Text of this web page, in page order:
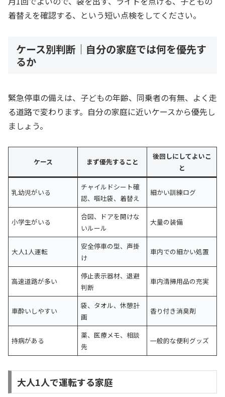
着替えを確認する、という短い点検をしてください。
ケース別判断｜自分の家庭では何を優先す
るか
緊急停車の備えは、子どもの年齢、同乗者の有無、よく走
る道路で変わります。自分の家庭に近いケースから優先し
ましょう。
ケース まず優先すること
後回しにしてよいこ
と
乳幼児がいる
チャイルドシート確
認、嘔吐袋、着替え
細かい訓練ログ
小学生がいる
合図、ドアを開けな
いルール
大量の装備
大人1人運転
安全停車の型、声掛
け
車内での細かい処置
高速道路が多い
停止表示器材、退避
判断
車内清掃用品の充実
車酔いしやすい
袋、タオル、休憩計
画
香り付き消臭剤
持病がある
薬、医療メモ、相談
先
一般的な便利グッズ
大人1人で運転する家庭